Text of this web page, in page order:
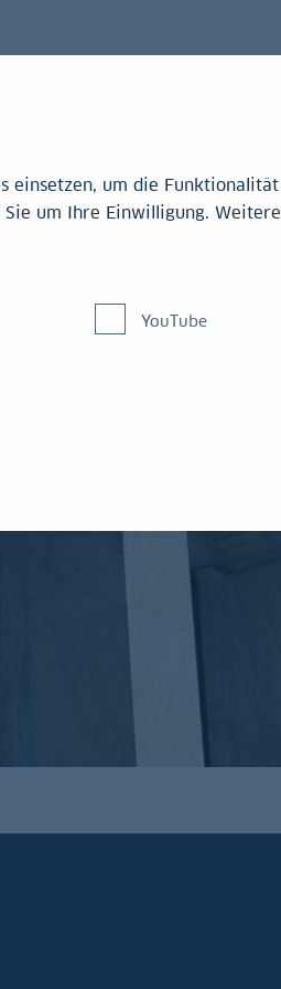
einsetzen, um die Funktionalität
um Ihre Einwilligung. Weitere
YouTube